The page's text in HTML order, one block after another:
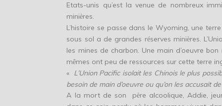
Etats-unis qu’est la venue de nombreux
minières.
L’histoire se passe dans le Wyoming, une
sous sol a de grandes réserves minières.
les mines de charbon. Une main d’oeuvre bon
mêmes ont peu de ressources sur cette terre
« L’Union Pacific isolait les Chinois le plus
besoin de main d’oeuvre ou qu’on les accusait
A la mort de son père alcoolique, Addie,